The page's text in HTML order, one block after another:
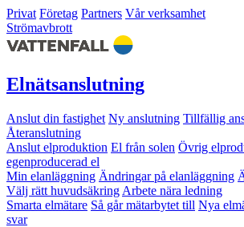
Privat Företag Partners Vår verksamhet
Strömavbrott
Elnätsanslutning
Anslut din fastighet Ny anslutning Tillfällig
Återanslutning
Anslut elproduktion El från solen Övrig
egenproducerad el
Min elanläggning Ändringar på elanläggning
Välj rätt huvudsäkring Arbete nära ledning
Smarta elmätare Så går mätarbytet till Nya
svar